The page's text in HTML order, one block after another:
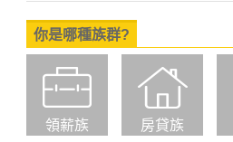
你是哪種族群?
領薪族 房貸族